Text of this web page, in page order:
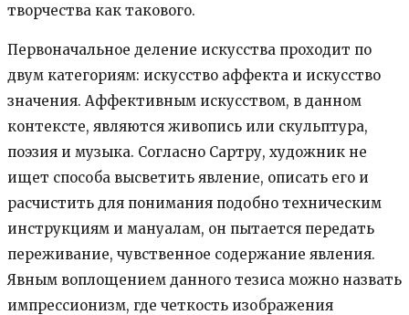
творчества как такового.
Первоначальное деление искусства проходит по
двум категориям: искусство аффекта и искусство
значения. Аффективным искусством, в данном
контексте, являются живопись или скульптура,
поэзия и музыка. Согласно Сартру, художник не
ищет способа высветить явление, описать его и
расчистить для понимания подобно техническим
инструкциям и мануалам, он пытается передать
переживание, чувственное содержание явления.
Явным воплощением данного тезиса можно назвать
импрессионизм, где четкость изображения